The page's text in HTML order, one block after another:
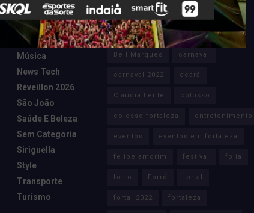
Marketing E
Negócios
Música
News Tech
Réveillon 2026
São João
Saúde E Beleza
Sem Categoria
Siriguella
Style
Transporte
Turismo
Tags
Anitta Axé Banda Eva
Bell Marques carnaval
carnaval 2022 ceará
Claudia Leitte colosso
colosso fortaleza entretenimento
eventos eventos em fortaleza
felipe amorim festival folia
forro Forró fortal
fortal 2022 fortaleza